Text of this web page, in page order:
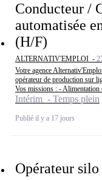
Conducteur /
automatisée
(H/F)
ALTERNATIV'EMPLOI -
Votre agence
opérateur de production sur
Vos missions : - Alimentation
Intérim - Temps plein
Publié il y a 17 jours
Opérateur